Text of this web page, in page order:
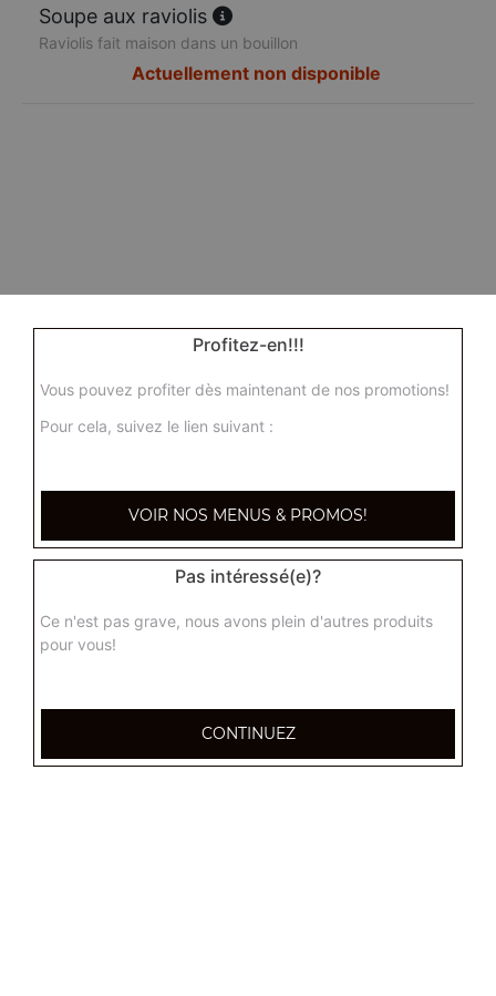
Soupe aux raviolis
Raviolis fait maison dans un bouillon
Actuellement non disponible
Profitez-en!!!
Vous pouvez profiter dès maintenant de nos promotions!
Pour cela, suivez le lien suivant :
VOIR NOS MENUS & PROMOS!
Pas intéressé(e)?
Ce n'est pas grave, nous avons plein d'autres produits
pour vous!
CONTINUEZ